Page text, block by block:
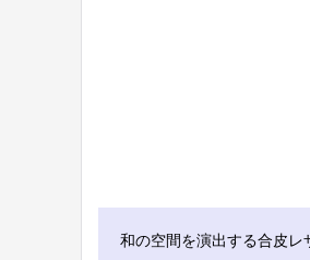
和の空間を演出する合皮レ